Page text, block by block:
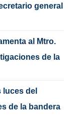
general
al Mtro.
de la
luces del
de la bandera